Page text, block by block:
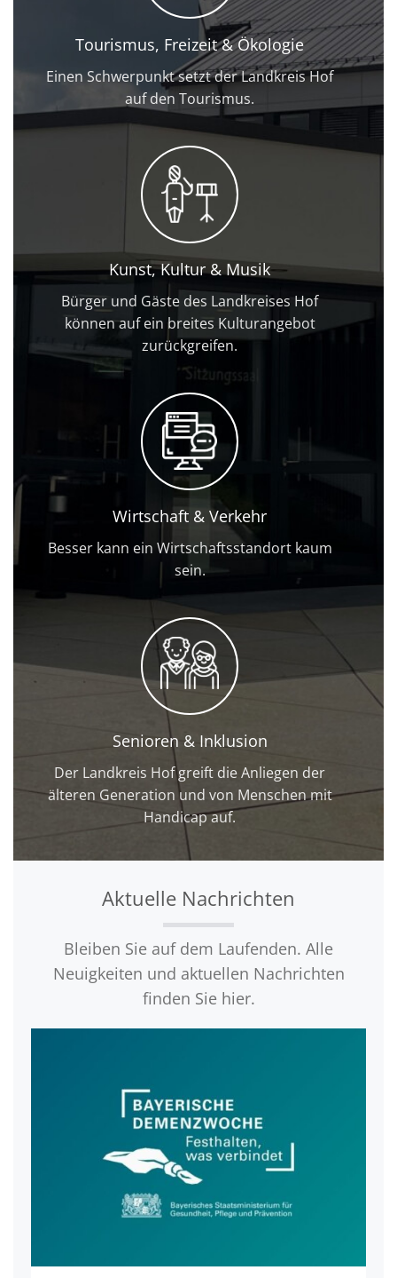
Tourismus, Freizeit & Ökologie
Einen Schwerpunkt setzt der Landkreis Hof
auf den Tourismus.
Kunst, Kultur & Musik
Bürger und Gäste des Landkreises Hof
können auf ein breites Kulturangebot
zurückgreifen.
Wirtschaft & Verkehr
Besser kann ein Wirtschaftsstandort kaum
sein.
Senioren & Inklusion
Der Landkreis Hof greift die Anliegen der
älteren Generation und von Menschen mit
Handicap auf.
Aktuelle Nachrichten
Bleiben Sie auf dem Laufenden. Alle
Neuigkeiten und aktuellen Nachrichten
finden Sie hier.